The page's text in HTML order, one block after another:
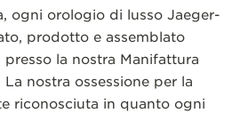
ogni orologio di lusso Jaeger-
prodotto e assemblato
la nostra Manifattura
nostra ossessione per la
riconosciuta in quanto ogni